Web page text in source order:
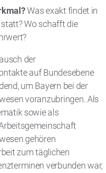
Was exakt findet in
Wo schafft die
der
auf Bundesebene
um Bayern bei der
voranzubringen. Als
sowie als
gehören
zum täglichen
verbunden war,